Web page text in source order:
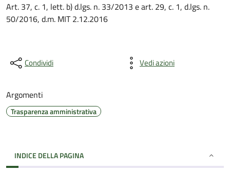
Art. 37, c. 1, lett. b) d.lgs. n. 33/2013 e art. 29, c. 1, d.lgs. n.
50/2016, d.m. MIT 2.12.2016
Condividi Vedi azioni
Argomenti
Trasparenza amministrativa
INDICE DELLA PAGINA